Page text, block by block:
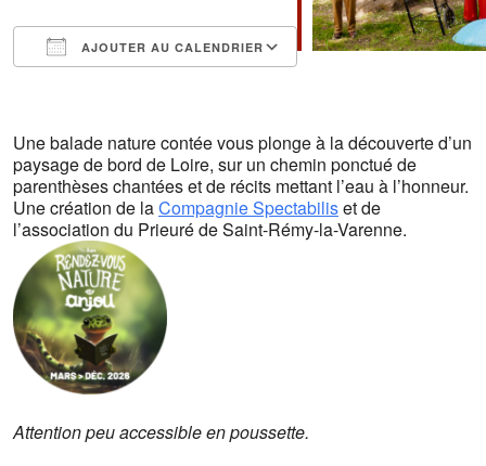
AJOUTER AU CALENDRIER
Une balade nature contée vous plonge à la découverte d’un
paysage de bord de Loire, sur un chemin ponctué de
parenthèses chantées et de récits mettant l’eau à l’honneur.
Une création de laCompagnie Spectabiliset de
l’association du Prieuré de Saint-Rémy-la-Varenne.
Attention peu accessible en poussette.